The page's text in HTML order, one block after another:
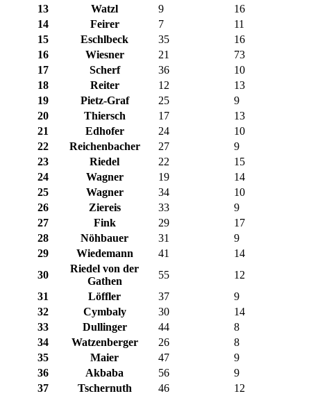
13
Watzl 9
16
14
Feirer 7
11
15
Eschlbeck 35
16
16
Wiesner 21
73
17
Scherf 36
10
18
Reiter 12
13
19
Pietz-Graf 25
9
20
Thiersch 17
13
21
Edhofer 24
10
22
Reichenbacher 27
9
23
Riedel 22
15
24
Wagner 19
14
25
Wagner 34
10
26
Ziereis 33
9
27
Fink 29
17
28
Nöhbauer 31
9
29
Wiedemann 41
14
30
Riedel von der
Gathen
55
12
31
Löffler 37
9
32
Cymbaly 30
14
33
Dullinger 44
8
34
Watzenberger 26
8
35
Maier 47
9
36
Akbaba 56
9
37
Tschernuth 46
12